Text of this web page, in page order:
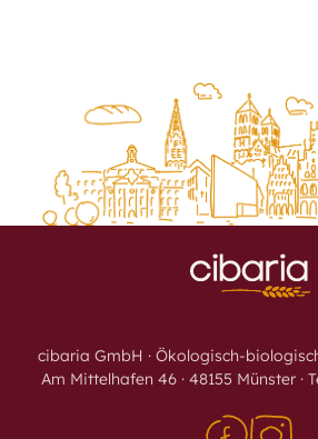
cibaria GmbH · Ökologisch-
Am Mittelhafen 46 · 48155 Münster ·